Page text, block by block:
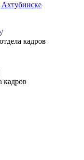
/
кадров
кадров